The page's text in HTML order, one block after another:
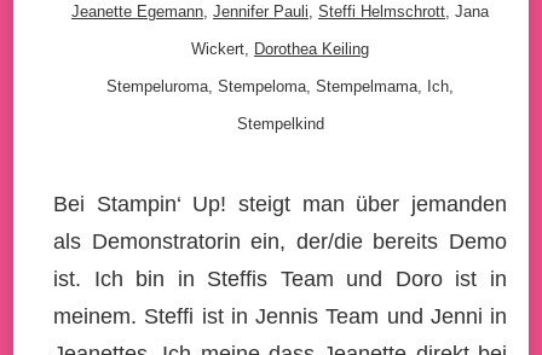
Jeanette Egemann Jennifer Pauli Steffi Helmschrott , Jana
Wickert, Dorothea Keiling
Stempeluroma, Stempeloma, Stempelmama, Ich,
Stempelkind
Bei Stampin‘ Up! steigt man über jemanden
als Demonstratorin ein, der/die bereits Demo
ist. Ich bin in Steffis Team und Doro ist in
meinem. Steffi ist in Jennis Team und Jenni in